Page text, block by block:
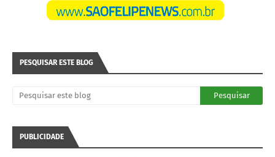
PESQUISAR ESTE BLOG
PUBLICIDADE